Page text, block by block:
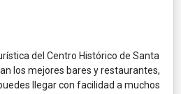
del Centro Histórico de Santa
los mejores bares y restaurantes,
llegar con facilidad a muchos